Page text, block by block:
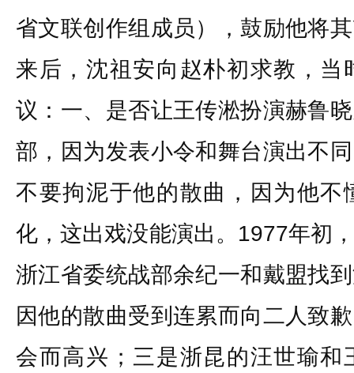
省文联创作组成员），鼓励他将
来后，沈祖安向赵朴初求教，当
议：一、是否让王传淞扮演赫鲁
部，因为发表小令和舞台演出不
不要拘泥于他的散曲，因为他不
化，这出戏没能演出。1977年初
浙江省委统战部余纪一和戴盟找
因他的散曲受到连累而向二人致
会而高兴；三是浙昆的汪世瑜和